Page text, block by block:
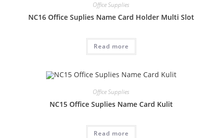
Office Supplies
NC16 Office Suplies Name Card Holder Multi Slot
Read more
Office Supplies
NC15 Office Suplies Name Card Kulit
Read more